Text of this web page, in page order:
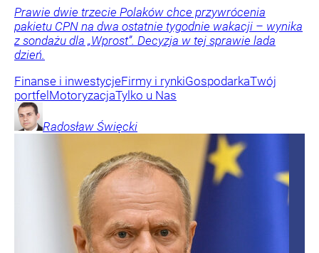
Prawie dwie trzecie Polaków chce przywrócenia
pakietu CPN na dwa ostatnie tygodnie wakacji – wynika
z sondażu dla „Wprost”. Decyzja w tej sprawie lada
dzień.
Finanse i inwestycjeFirmy i rynkiGospodarkaTwój
portfel MotoryzacjaTylko u Nas
Radosław Święcki